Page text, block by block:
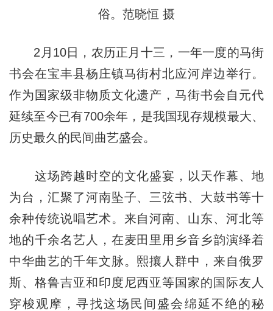
俗。范晓恒 摄
2月10日，农历正月十三，一年一度的马街
书会在宝丰县杨庄镇马街村北应河岸边举行。
作为国家级非物质文化遗产，马街书会自元代
延续至今已有700余年，是我国现存规模最大、
历史最久的民间曲艺盛会。
这场跨越时空的文化盛宴，以天作幕、地
为台，汇聚了河南坠子、三弦书、大鼓书等十
余种传统说唱艺术。来自河南、山东、河北等
地的千余名艺人，在麦田里用乡音乡韵演绎着
中华曲艺的千年文脉。熙攘人群中，来自俄罗
斯、格鲁吉亚和印度尼西亚等国家的国际友人
穿梭观摩，寻找这场民间盛会绵延不绝的秘